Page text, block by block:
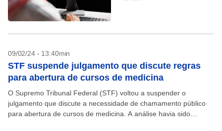
09/02/24 - 13:40min
STF suspende julgamento que discute regras
para abertura de cursos de medicina
O Supremo Tribunal Federal (STF) voltou a suspender o
julgamento que discute a necessidade de chamamento público
para abertura de cursos de medicina. A análise havia sido